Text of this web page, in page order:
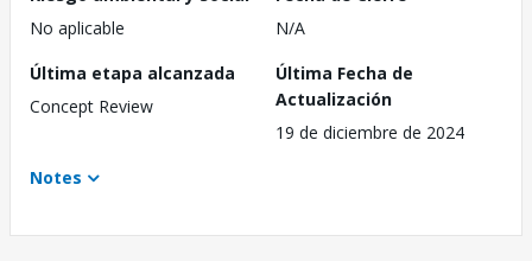
No aplicable
N/A
Última etapa alcanzada
Concept Review
Última Fecha de
Actualización
19 de diciembre de 2024
Notes